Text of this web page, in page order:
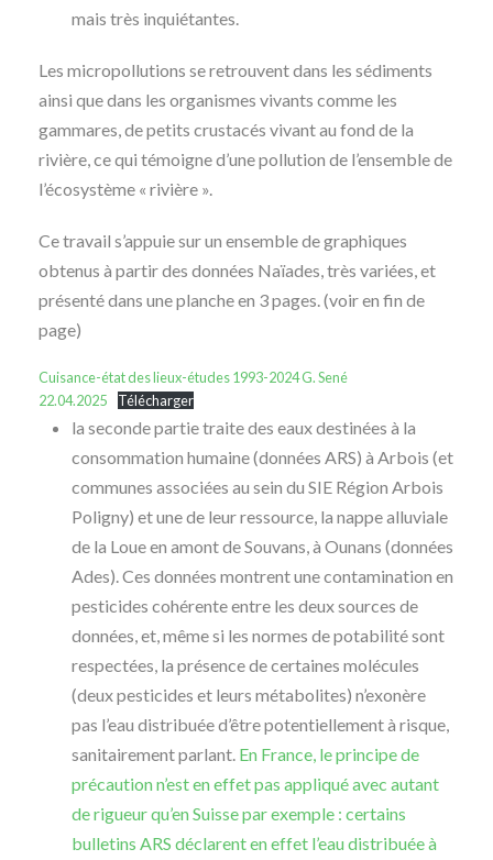
mais très inquiétantes.
Les micropollutions se retrouvent dans les sédiments
ainsi que dans les organismes vivants comme les
gammares, de petits crustacés vivant au fond de la
rivière, ce qui témoigne d’une pollution de l’ensemble de
l’écosystème « rivière ».
Ce travail s’appuie sur un ensemble de graphiques
obtenus à partir des données Naïades, très variées, et
présenté dans une planche en 3 pages. (voir en fin de
page)
Cuisance-état des lieux-études 1993-2024 G. Sené
22.04.2025
Télécharger
la seconde partie traite des eaux destinées à la
consommation humaine (données ARS) à Arbois (et
communes associées au sein du SIE Région Arbois
Poligny) et une de leur ressource, la nappe alluviale
de la Loue en amont de Souvans, à Ounans (données
Ades). Ces données montrent une contamination en
pesticides cohérente entre les deux sources de
données, et, même si les normes de potabilité sont
respectées, la présence de certaines molécules
(deux pesticides et leurs métabolites) n’exonère
pas l’eau distribuée d’être potentiellement à risque,
sanitairement parlant. En France, le principe de
précaution n’est en effet pas appliqué avec autant
de rigueur qu’en Suisse par exemple : certains
bulletins ARS déclarent en effet l’eau distribuée à